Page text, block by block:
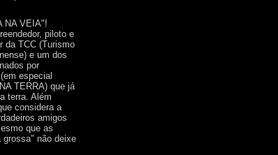
NA VEIA"!
piloto e
da TCC (Turismo
e um dos
por
especial
TERRA) que já
terra. Além
considera a
amigos
que as
não deixe